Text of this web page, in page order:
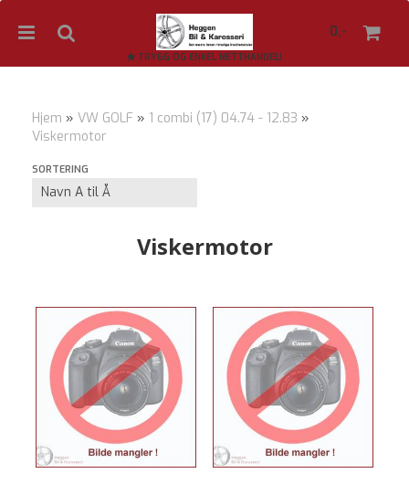
0,-
TRYGG OG ENKEL NETTHANDEL!
Hjem » VW GOLF » 1 combi (17) 04.74 - 12.83 »
Viskermotor
SORTERING
Viskermotor